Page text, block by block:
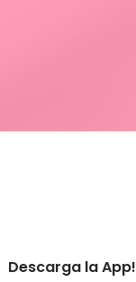
Descarga la App!